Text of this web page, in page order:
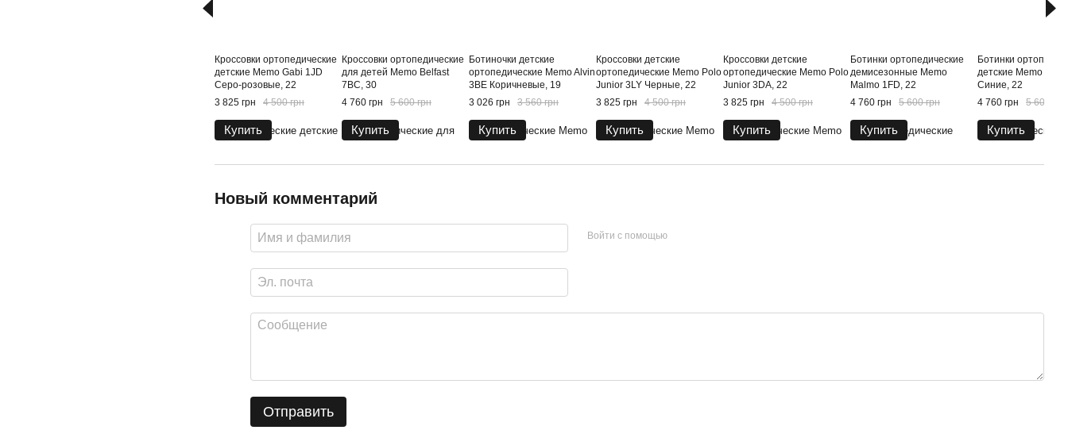
Кроссовки ортопедические
детские Memo Gabi 1JD
Серо-розовые, 22
3 825 грн
4 500 грн
Купить
Кроссовки ортопедические
для детей Memo Belfast
7BC, 30
4 760 грн
5 600 грн
Купить
Ботиночки детские
ортопедические Memo Alvin
3BE Коричневые, 19
3 026 грн
3 560 грн
Купить
Кроссовки детские
ортопедические Memo Polo
Junior 3LY Черные, 22
3 825 грн
4 500 грн
Купить
Кроссовки детские
ортопедические Memo Polo
Junior 3DA, 22
3 825 грн
4 500 грн
Купить
Ботинки ортопедические
демисезонные Memo
Malmo 1FD, 22
4 760 грн
5 600 грн
Купить
Ботинки
детские Memo
Синие, 22
4 760 грн
5 600 грн
Купить
Новый комментарий
Войти с помощью
Отправить